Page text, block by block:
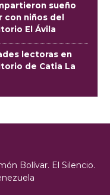
sueño
con niños del
El Ávila
lectoras en
de Catia La
Bolívar. El Silencio.